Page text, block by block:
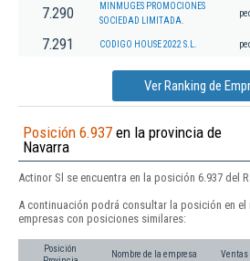
7.290
MINMUGES PROMOCIONES
SOCIEDAD LIMITADA.
7.291 CODIGO HOUSE 2022 S.L.
Ver Ranking de
Posición 6.937 en la provincia de
Navarra
Actinor Sl se encuentra en la posición 6.937 del
A continuación podrá consultar la posición en el
empresas con posiciones similares:
Posición
Nombre de la empresa Ventas